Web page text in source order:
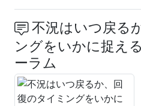
不況はいつ戻る
ングをいかに捉え
ーラム